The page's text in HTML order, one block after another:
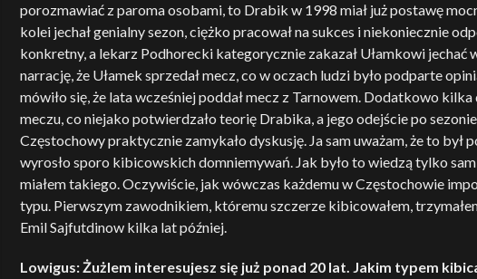
porozmawiać z paroma osobami, to Drabik w 1998 miał już postawę
kolei jechał genialny sezon, ciężko pracował na sukces i niekoniecznie
konkretny, a lekarz Podhorecki kategorycznie zakazał Ułamkowi jechać
narrację, że Ułamek sprzedał mecz, co w oczach ludzi było podparte
mówiło się, że lata wcześniej poddał mecz z Tarnowem. Dodatkowo
meczu, co niejako potwierdzało teorię Drabika, a jego odejście po
Częstochowy praktycznie zamykało dyskusję. Ja sam uważam, że to
wyrosło sporo kibicowskich domniemywań. Jak było to wiedzą tylko
miałem takiego. Oczywiście, jak wówczas każdemu w Częstochowie
typu. Pierwszym zawodnikiem, któremu szczerze kibicowałem,
Emil Sajfutdinow kilka lat później.
Lowigus: Żużlem interesujesz się już ponad 20 lat. Jakim typem